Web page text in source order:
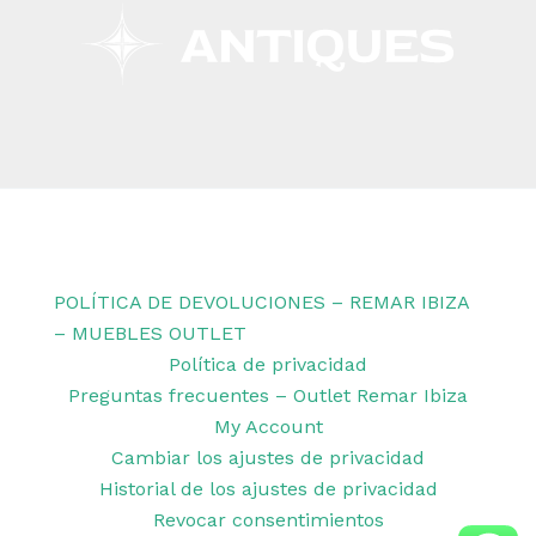
POLÍTICA DE DEVOLUCIONES – REMAR IBIZA
– MUEBLES OUTLET
Política de privacidad
Preguntas frecuentes – Outlet Remar Ibiza
My Account
Cambiar los ajustes de privacidad
Historial de los ajustes de privacidad
Revocar consentimientos